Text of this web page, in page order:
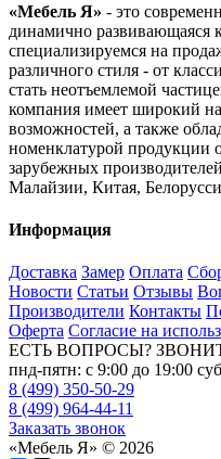
«Мебель Я» - это
динамично
специализируемся на
различного стиля - от
стать неотъемлемой
компания имеет широкий
возможностей, а также
номенклатурой продукции
зарубежных
Малайзии, Китая,
Информация
Доставка Замер Оплата
Новости Статьи Отзывы
Производители Контакты
Оферта Согласие на
ЕСТЬ ВОПРОСЫ?
пнд-пятн: с 9:00 до 19:00
8 (499) 350-50-29
8 (499) 964-44-11
Заказать звонок
«Мебель Я» © 2026